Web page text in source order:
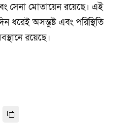
সেনা মোতায়েন রয়েছে। এই
ধরেই অসন্তুষ্ট এবং পরিস্থিতি
রয়েছে।